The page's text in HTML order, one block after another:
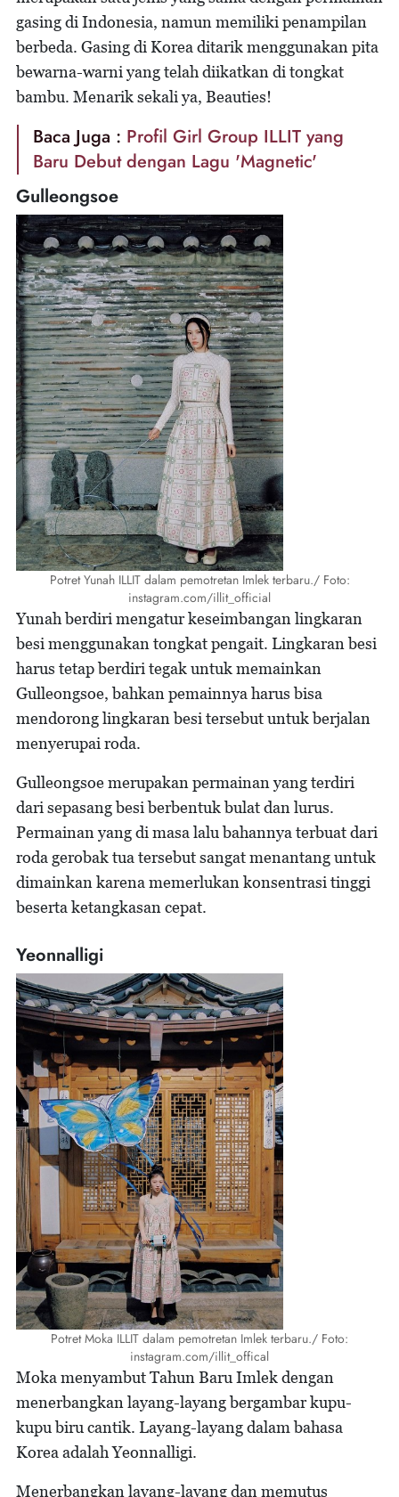
gasing di Indonesia, namun memiliki penampilan
berbeda. Gasing di Korea ditarik menggunakan pita
bewarna-warni yang telah diikatkan di tongkat
bambu. Menarik sekali ya, Beauties!
Baca Juga : Profil Girl Group ILLIT yang
Baru Debut dengan Lagu 'Magnetic'
Gulleongsoe
Potret Yunah ILLIT dalam pemotretan Imlek terbaru./ Foto:
instagram.com/illit_official
Yunah berdiri mengatur keseimbangan lingkaran
besi menggunakan tongkat pengait. Lingkaran besi
harus tetap berdiri tegak untuk memainkan
Gulleongsoe, bahkan pemainnya harus bisa
mendorong lingkaran besi tersebut untuk berjalan
menyerupai roda.
Gulleongsoe merupakan permainan yang terdiri
dari sepasang besi berbentuk bulat dan lurus.
Permainan yang di masa lalu bahannya terbuat dari
roda gerobak tua tersebut sangat menantang untuk
dimainkan karena memerlukan konsentrasi tinggi
beserta ketangkasan cepat.
Yeonnalligi
Potret Moka ILLIT dalam pemotretan Imlek terbaru./ Foto:
instagram.com/illit_offical
Moka menyambut Tahun Baru Imlek dengan
menerbangkan layang-layang bergambar kupu-
kupu biru cantik. Layang-layang dalam bahasa
Korea adalah Yeonnalligi.
Menerbangkan layang-layang dan memutus